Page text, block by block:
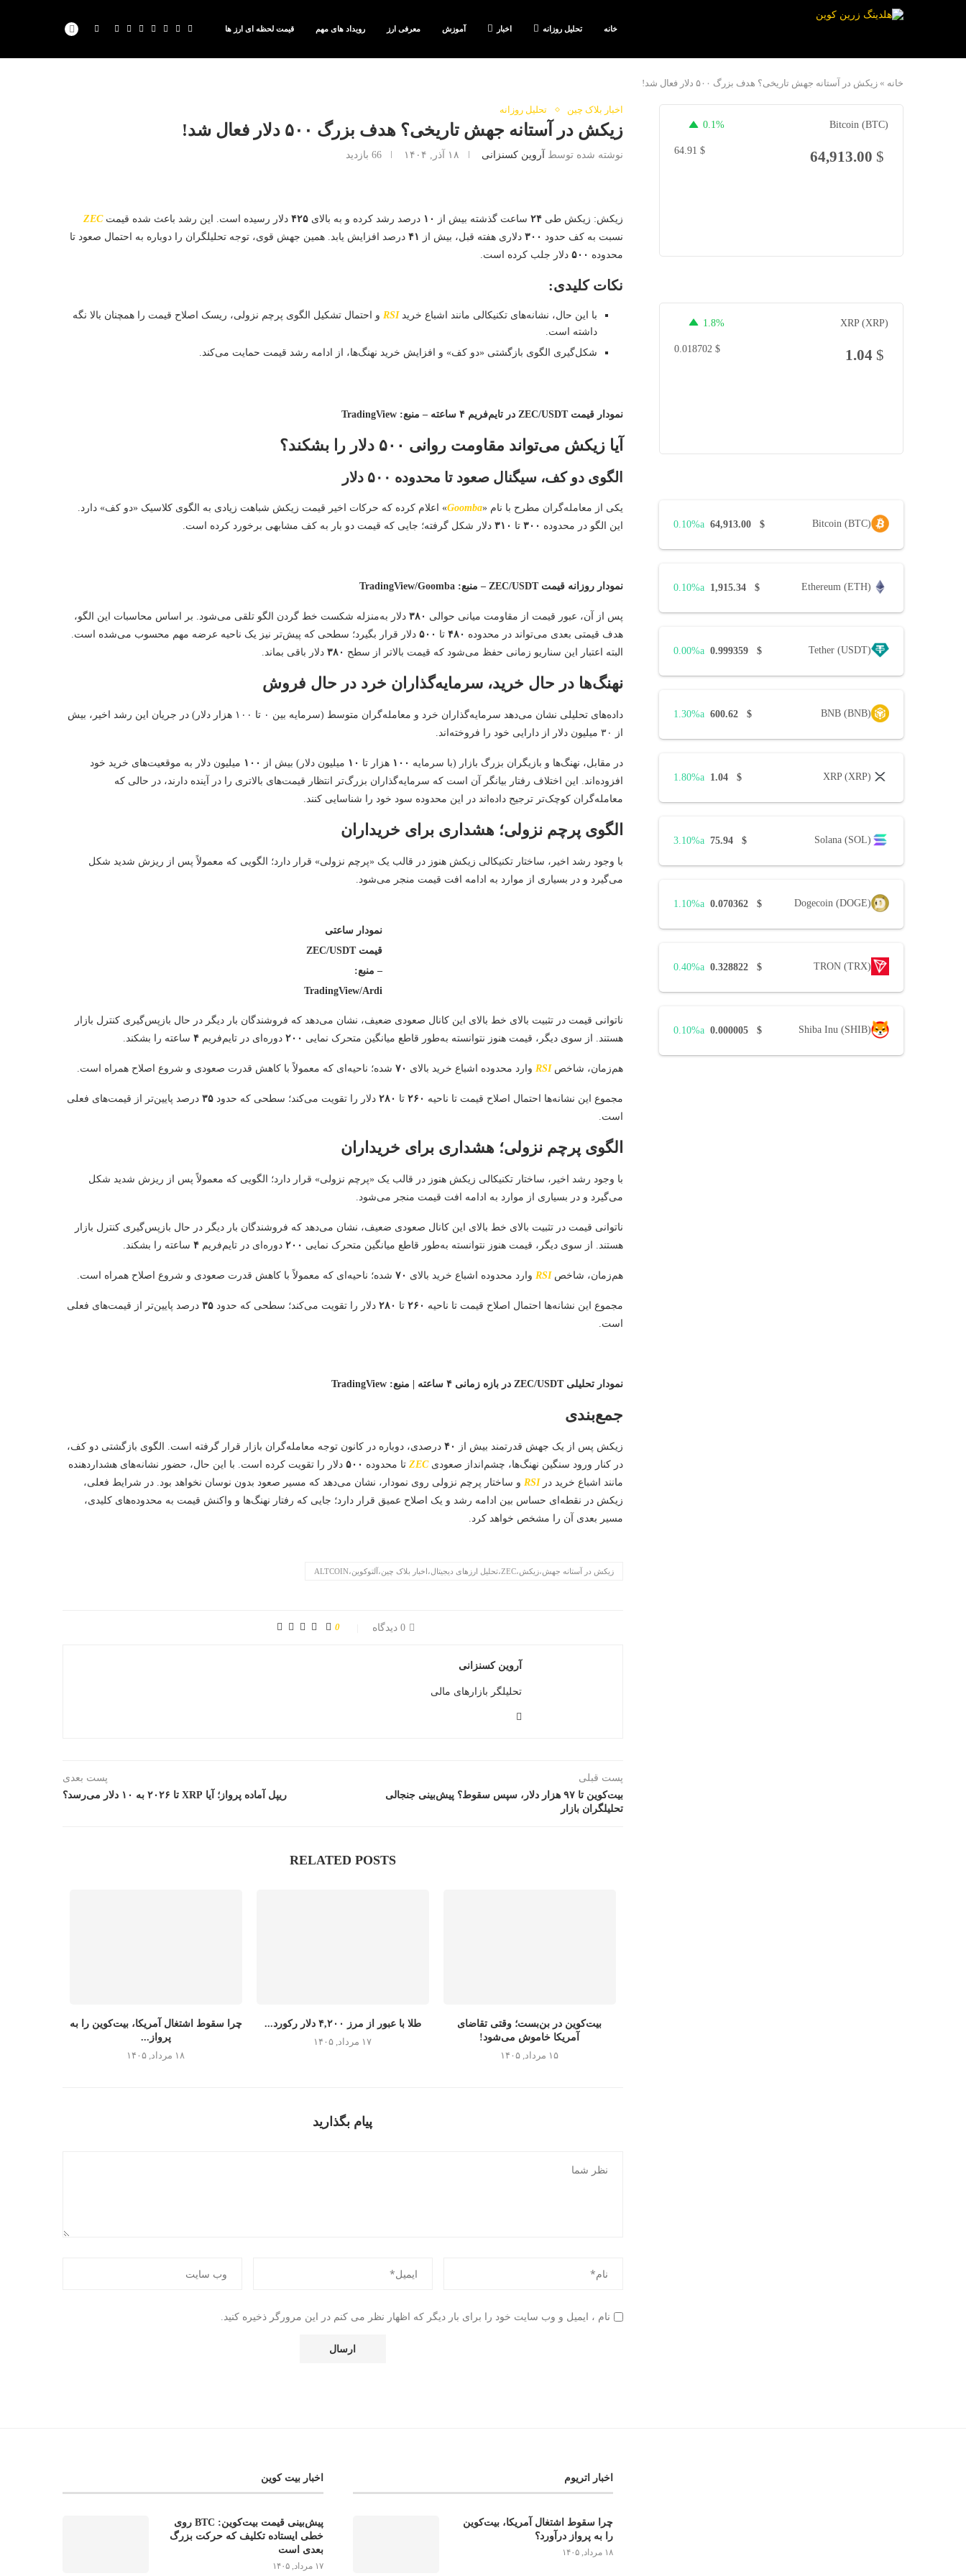
خانه تحلیل روزانه اخبار آموزش معرفی ارز رویداد های مهم قیمت لحظه ای ارز ها
خانه » زیکش در آستانه جهش تاریخی؟ هدف بزرگ ۵۰۰ دلار فعال شد!
اخبار بلاک چین تحلیل روزانه
زیکش در آستانه جهش تاریخی؟ هدف بزرگ ۵۰۰ دلار فعال شد!
نوشته شده توسط آروین کسنزانی ۱۸ آذر, ۱۴۰۴ 66 بازدید
زیکش: زیکش طی۲۴ ساعت گذشته بیش از ۱۰ درصد رشد کرده و به بالای۴۲۵ دلار رسیده است. این رشد باعث شده قیمتZEC
نسبت به کف حدود ۳۰۰ دلاری هفته قبل، بیش از ۴۱ درصد افزایش یابد. همین جهش قوی، توجه تحلیلگران را دوباره به احتمال صعود تا
محدوده ۵۰۰ دلار جلب کرده است.
نکات کلیدی:
با این حال، نشانه‌های تکنیکالی مانند اشباع خریدRSI و احتمال تشکیل الگوی پرچم نزولی، ریسک اصلاح قیمت را همچنان بالا نگه
داشته است.
شکل‌گیری الگوی بازگشتی «دو کف» و افزایش خرید نهنگ‌ها، از ادامه رشد قیمت حمایت می‌کند.
نمودار قیمت ZEC/USDT در تایم‌فریم ۴ ساعته – منبع: TradingView
آیا زیکش می‌تواند مقاومت روانی ۵۰۰ دلار را بشکند؟
الگوی دو کف، سیگنال صعود تا محدوده ۵۰۰ دلار
یکی از معامله‌گران مطرح با نام «Goomba» اعلام کرده که حرکات اخیر قیمت زیکش شباهت زیادی به الگوی کلاسیک «دو کف» دارد.
این الگو در محدوده ۳۰۰ تا ۳۱۰ دلار شکل گرفته؛ جایی که قیمت دو بار به کف مشابهی برخورد کرده است.
نمودار روزانه قیمت ZEC/USDT – منبع: TradingView/Goomba
پس از آن، عبور قیمت از مقاومت میانی حوالی ۳۸۰ دلار به‌منزله شکست خط گردن الگو تلقی می‌شود. بر اساس محاسبات این الگو،
هدف قیمتی بعدی می‌تواند در محدوده ۴۸۰ تا ۵۰۰ دلار قرار بگیرد؛ سطحی که پیش‌تر نیز یک ناحیه عرضه مهم محسوب می‌شده است.
البته اعتبار این سناریو زمانی حفظ می‌شود که قیمت بالاتر از سطح ۳۸۰ دلار باقی بماند.
نهنگ‌ها در حال خرید، سرمایه‌گذاران خرد در حال فروش
داده‌های تحلیلی نشان می‌دهد سرمایه‌گذاران خرد و معامله‌گران متوسط (سرمایه بین ۰ تا ۱۰۰ هزار دلار) در جریان این رشد اخیر، بیش
از ۳۰ میلیون دلار از دارایی خود را فروخته‌اند.
در مقابل، نهنگ‌ها و بازیگران بزرگ بازار (با سرمایه ۱۰۰ هزار تا ۱۰ میلیون دلار) بیش از ۱۰۰ میلیون دلار به موقعیت‌های خرید خود
افزوده‌اند. این اختلاف رفتار بیانگر آن است که سرمایه‌گذاران بزرگ‌تر انتظار قیمت‌های بالاتری را در آینده دارند، در حالی که
معامله‌گران کوچک‌تر ترجیح داده‌اند در این محدوده سود خود را شناسایی کنند.
الگوی پرچم نزولی؛ هشداری برای خریداران
با وجود رشد اخیر، ساختار تکنیکالی زیکش هنوز در قالب یک «پرچم نزولی» قرار دارد؛ الگویی که معمولاً پس از ریزش شدید شکل
می‌گیرد و در بسیاری از موارد به ادامه افت قیمت منجر می‌شود.
نمودار ساعتی
قیمت ZEC/USDT
– منبع:
TradingView/Ardi
ناتوانی قیمت در تثبیت بالای خط بالای این کانال صعودی ضعیف، نشان می‌دهد که فروشندگان بار دیگر در حال بازپس‌گیری کنترل بازار
هستند. از سوی دیگر، قیمت هنوز نتوانسته به‌طور قاطع میانگین متحرک نمایی ۲۰۰ دوره‌ای در تایم‌فریم۴ ساعته را بشکند.
هم‌زمان، شاخصRSI وارد محدوده اشباع خرید بالای ۷۰ شده؛ ناحیه‌ای که معمولاً با کاهش قدرت صعودی و شروع اصلاح همراه است.
مجموع این نشانه‌ها احتمال اصلاح قیمت تا ناحیه ۲۶۰ تا ۲۸۰ دلار را تقویت می‌کند؛ سطحی که حدود۳۵ درصد پایین‌تر از قیمت‌های فعلی
است.
الگوی پرچم نزولی؛ هشداری برای خریداران
با وجود رشد اخیر، ساختار تکنیکالی زیکش هنوز در قالب یک «پرچم نزولی» قرار دارد؛ الگویی که معمولاً پس از ریزش شدید شکل
می‌گیرد و در بسیاری از موارد به ادامه افت قیمت منجر می‌شود.
ناتوانی قیمت در تثبیت بالای خط بالای این کانال صعودی ضعیف، نشان می‌دهد که فروشندگان بار دیگر در حال بازپس‌گیری کنترل بازار
هستند. از سوی دیگر، قیمت هنوز نتوانسته به‌طور قاطع میانگین متحرک نمایی ۲۰۰ دوره‌ای در تایم‌فریم۴ ساعته را بشکند.
هم‌زمان، شاخصRSI وارد محدوده اشباع خرید بالای ۷۰ شده؛ ناحیه‌ای که معمولاً با کاهش قدرت صعودی و شروع اصلاح همراه است.
مجموع این نشانه‌ها احتمال اصلاح قیمت تا ناحیه ۲۶۰ تا ۲۸۰ دلار را تقویت می‌کند؛ سطحی که حدود۳۵ درصد پایین‌تر از قیمت‌های فعلی
است.
نمودار تحلیلی ZEC/USDT در بازه زمانی ۴ ساعته | منبع: TradingView
جمع‌بندی
زیکش پس از یک جهش قدرتمند بیش از ۴۰ درصدی، دوباره در کانون توجه معامله‌گران بازار قرار گرفته است. الگوی بازگشتی دو کف،
در کنار ورود سنگین نهنگ‌ها، چشم‌انداز صعودیZEC تا محدوده ۵۰۰ دلار را تقویت کرده است. با این حال، حضور نشانه‌های هشداردهنده
مانند اشباع خرید درRSI و ساختار پرچم نزولی روی نمودار، نشان می‌دهد که مسیر صعود بدون نوسان نخواهد بود. در شرایط فعلی،
زیکش در نقطه‌ای حساس بین ادامه رشد و یک اصلاح عمیق قرار دارد؛ جایی که رفتار نهنگ‌ها و واکنش قیمت به محدوده‌های کلیدی،
مسیر بعدی آن را مشخص خواهد کرد.
زیکش در آستانه جهش،زیکش،ZEC،تحلیل ارزهای دیجیتال،اخبار بلاک چین،آلتوکوین،ALTCOIN
0 دیدگاه 0
آروین کسنزانی
تحلیلگر بازارهای مالی
پست قبلی
بیت‌کوین تا ۹۷ هزار دلار، سپس سقوط؟ پیش‌بینی جنجالی
تحلیلگران بازار
پست بعدی
ریپل آماده پرواز؛ آیا XRP تا ۲۰۲۶ به ۱۰ دلار می‌رسد؟
RELATED POSTS
چرا سقوط اشتغال آمریکا، بیت‌کوین را به
پرواز...
۱۸ مرداد, ۱۴۰۵
طلا با عبور از مرز ۴,۲۰۰ دلار رکورد...
۱۷ مرداد, ۱۴۰۵
بیت‌کوین در بن‌بست؛ وقتی تقاضای
آمریکا خاموش می‌شود!
۱۵ مرداد, ۱۴۰۵
پیام بگذارید
نام ، ایمیل و وب سایت خود را برای بار دیگر که اظهار نظر می کنم در این مرورگر ذخیره کنید.
Bitcoin (BTC)
0.1%
$
64,913.00
$
64.91
XRP (XRP)
1.8%
$
1.04
$
0.018702
Bitcoin (BTC)
$
64,913.00
0.10%
Ethereum (ETH)
$
1,915.34
0.10%
Tether (USDT)
$
0.999359
0.00%
BNB (BNB)
$
600.62
1.30%
XRP (XRP)
$
1.04
1.80%
Solana (SOL)
$
75.94
3.10%
Dogecoin (DOGE)
$
0.070362
1.10%
TRON (TRX)
$
0.328822
0.40%
Shiba Inu (SHIB)
$
0.000005
0.10%
اخبار اتریوم
چرا سقوط اشتغال آمریکا، بیت‌کوین
را به پرواز درآورد؟
۱۸ مرداد, ۱۴۰۵
اخبار بیت کوین
پیش‌بینی قیمت بیت‌کوین: BTC روی
خطی ایستاده تکلیف که حرکت بزرگ
بعدی است
۱۷ مرداد, ۱۴۰۵